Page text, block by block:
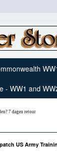
- WW1 and
7 dagen retour
US Army